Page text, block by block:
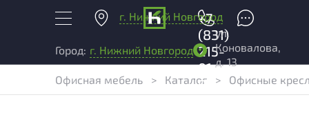
г. Нижний Новгород
+7
(831)
215-
01-
04
Город: г. Нижний Новгород
ул.
Коновалова,
д. 13
Офисная мебель
> Каталог > Офисные